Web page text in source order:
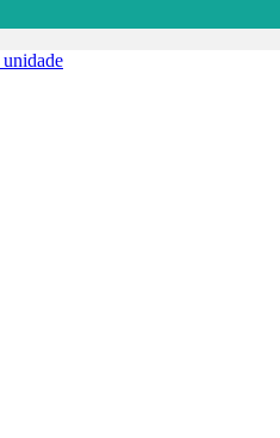
unidade